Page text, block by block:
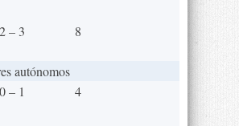
– 3
8
autónomos
– 1
4